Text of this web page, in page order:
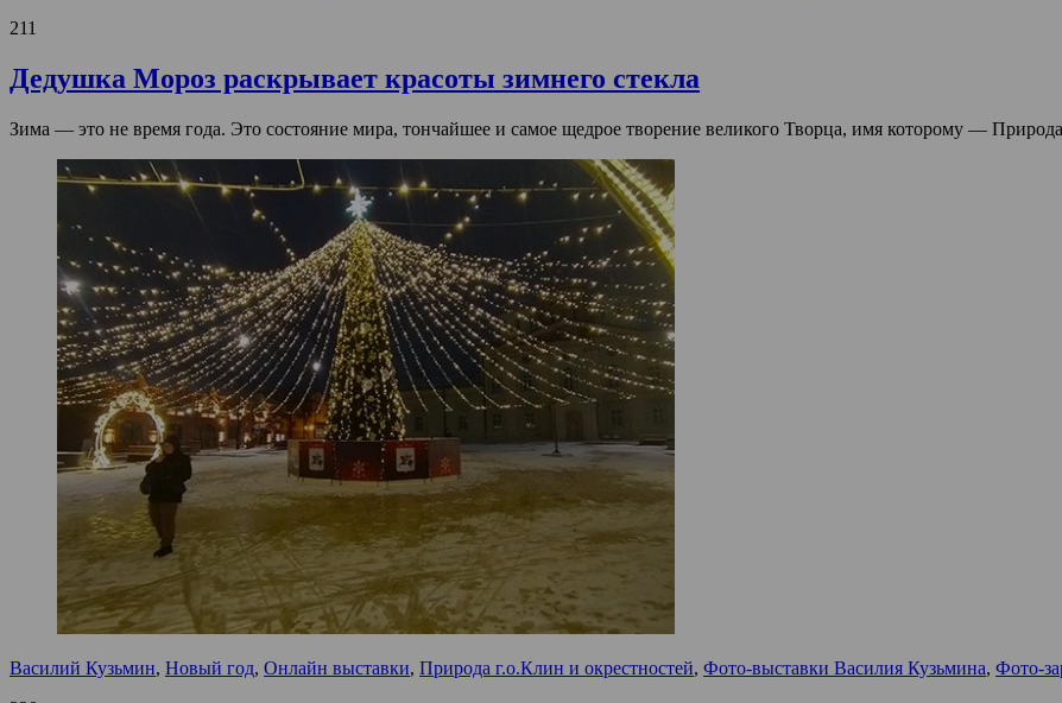
211
Дедушка Мороз раскрывает красоты зимнего стекла
Зима — это не время года. Это состояние мира, тончайшее и самое щедрое творение великого Творца, имя которому —
Василий Кузьмин, Новый год, Онлайн выставки, Природа г.о.Клин и окрестностей, Фото-выставки Василия Кузьмина, Фото-